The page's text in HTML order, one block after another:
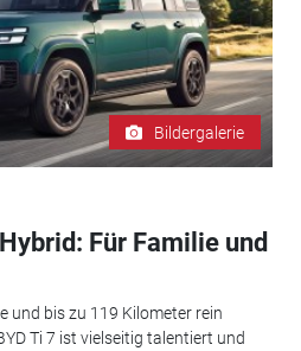
Bildergalerie
Für Familie und
und bis zu 119 Kilometer rein
Ti 7 ist vielseitig talentiert und